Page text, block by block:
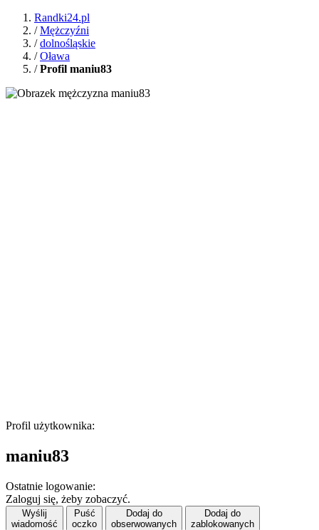
Randki24.pl
/Mężczyźni
/dolnośląskie
/Oława
/Profil maniu83
Profil użytkownika:
maniu83
Ostatnie logowanie:
Zaloguj się, żeby zobaczyć.
Wyślij
wiadomość
Puść
oczko
Dodaj do
obserwowanych
Dodaj do
zablokowanych